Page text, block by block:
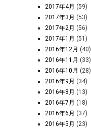
2017年4月 (59)
2017年3月 (53)
2017年2月 (56)
2017年1月 (51)
2016年12月 (40)
2016年11月 (33)
2016年10月 (28)
2016年9月 (34)
2016年8月 (13)
2016年7月 (18)
2016年6月 (37)
2016年5月 (23)